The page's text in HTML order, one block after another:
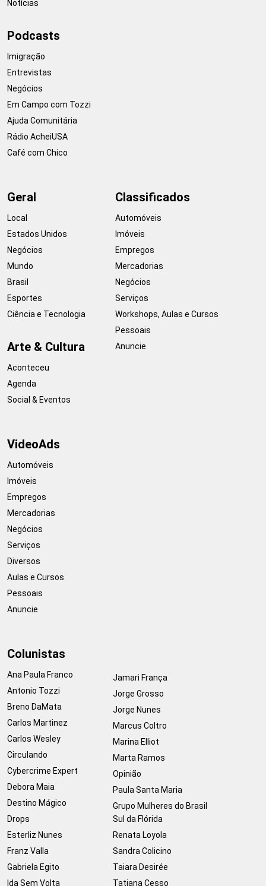
Notícias
Podcasts
Imigração
Entrevistas
Negócios
Em Campo com Tozzi
Ajuda Comunitária
Rádio AcheiUSA
Café com Chico
Geral
Local
Estados Unidos
Negócios
Mundo
Brasil
Esportes
Ciência e Tecnologia
Arte & Cultura
Aconteceu
Agenda
Social & Eventos
Classificados
Automóveis
Imóveis
Empregos
Mercadorias
Negócios
Serviços
Workshops, Aulas e Cursos
Pessoais
Anuncie
VideoAds
Automóveis
Imóveis
Empregos
Mercadorias
Negócios
Serviços
Diversos
Aulas e Cursos
Pessoais
Anuncie
Colunistas
Ana Paula Franco
Antonio Tozzi
Breno DaMata
Carlos Martinez
Carlos Wesley
Circulando
Cybercrime Expert
Debora Maia
Destino Mágico
Drops
Esterliz Nunes
Franz Valla
Gabriela Egito
Ida Sem Volta
Jamari França
Jorge Grosso
Jorge Nunes
Marcus Coltro
Marina Elliot
Marta Ramos
Opinião
Paula Santa Maria
Grupo Mulheres do Brasil
Sul da Flórida
Renata Loyola
Sandra Colicino
Taiara Desirée
Tatiana Cesso